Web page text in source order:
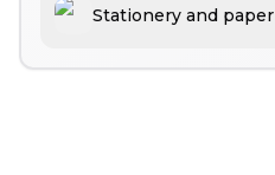
Stationery and paper